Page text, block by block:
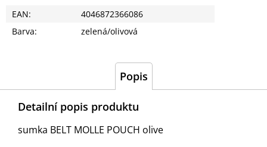
EAN:
4046872366086
Barva: zelená/olivová
Popis
Detailní popis produktu
sumka BELT MOLLE POUCH olive